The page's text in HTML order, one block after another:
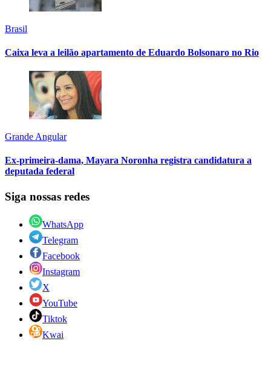
Brasil
Caixa leva a leilão apartamento de Eduardo Bolsonaro no Rio
Grande Angular
Ex-primeira-dama, Mayara Noronha registra candidatura a
deputada federal
Siga nossas redes
WhatsApp
Telegram
Facebook
Instagram
X
YouTube
Tiktok
Kwai